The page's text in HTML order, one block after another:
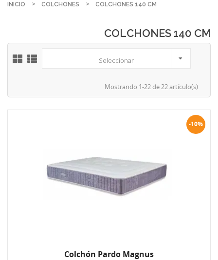
INICIO COLCHONES COLCHONES 140 CM
COLCHONES 140 CM
Seleccionar
Mostrando 1-22 de 22 artículo(s)
-10%
Colchón Pardo Magnus